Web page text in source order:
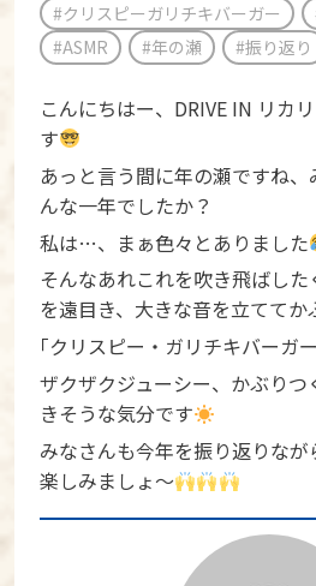
#クリスピーガリチキバーガー
#ASMR
#年の瀬 #振り返り
こんにちはー、DRIVE IN リカ
す
あっと言う間に年の瀬ですね
んな一年でしたか？
私は…、まぁ色々とありました
そんなあれこれを吹き飛ばし
を遠目き、大きな音を立ててか
｢クリスピー・ガリチキバーガ
ザクザクジューシー、かぶり
きそうな気分です
みなさんも今年を振り返りな
楽しみましょ～